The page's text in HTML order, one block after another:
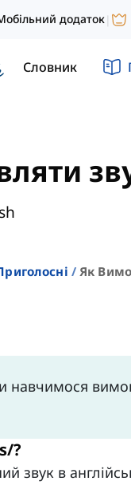
додаток|
Словник
Як
навчимося
?
звук в